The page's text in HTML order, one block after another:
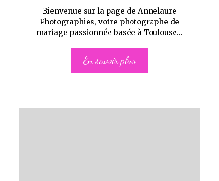
Bienvenue sur la page de Annelaure
Photographies, votre photographe de
mariage passionnée basée à Toulouse...
En savoir plus